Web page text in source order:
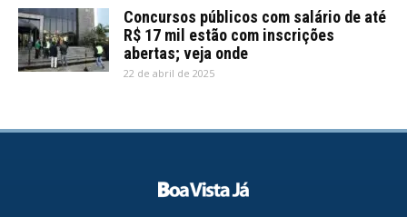
Concursos públicos com salário de até
R$ 17 mil estão com inscrições
abertas; veja onde
22 de abril de 2025